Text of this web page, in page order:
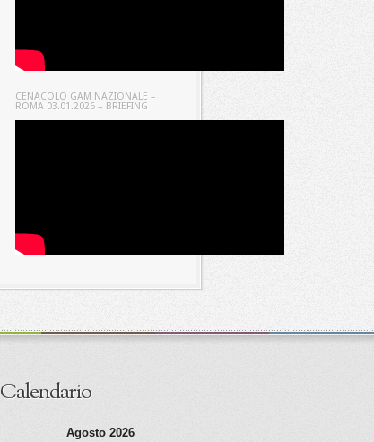
CENACOLO GAM NAZIONALE –
ROMA 03.01.2026 – BRIEFING
Calendario
Agosto 2026